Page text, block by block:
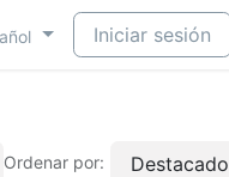
Iniciar sesión
Ordenar por: Destacado